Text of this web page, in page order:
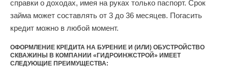
справки о доходах, имея на руках только паспорт. Срок
займа может составлять от 3 до 36 месяцев. Погасить
кредит можно в любой момент.
ОФОРМЛЕНИЕ КРЕДИТА НА БУРЕНИЕ И (ИЛИ) ОБУСТРОЙСТВО
СКВАЖИНЫ В КОМПАНИИ «ГИДРОИНЖСТРОЙ» ИМЕЕТ
СЛЕДУЮЩИЕ ПРЕИМУЩЕСТВА: